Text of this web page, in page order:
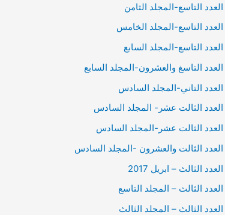
العدد التاسع-المجلد الثامن
العدد التاسع-المجلد الخامس
العدد التاسع-المجلد السابع
العدد التاسغ والعشرون-المجلد السابع
العدد التاني-المجلد السادس
العدد الثالت عشر- المجلد السادس
العدد الثالت عشر-المجلد السادس
العدد الثالت والعشرون -المجلد السادس
العدد الثالث – ابريل 2017
العدد الثالث – المجلد التاسع
العدد الثالث – المجلد الثالث